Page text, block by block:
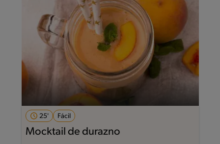
25' Fácil
Mocktail de durazno